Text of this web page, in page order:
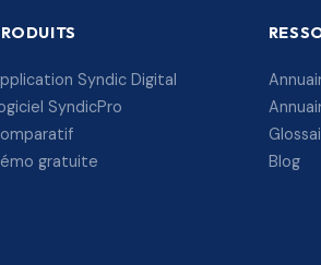
Syndic Digital
SyndicPro
gratuite
Blog